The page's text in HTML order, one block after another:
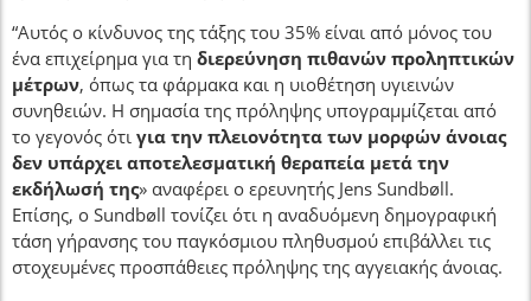
“Αυτός ο κίνδυνος της τάξης του 35% είναι από μόνος του
ένα επιχείρημα για τη διερεύνηση πιθανών προληπτικών
μέτρων, όπως τα φάρμακα και η υιοθέτηση υγιεινών
συνηθειών. Η σημασία της πρόληψης υπογραμμίζεται από
το γεγονός ότι για την πλειονότητα των μορφών άνοιας
δεν υπάρχει αποτελεσματική θεραπεία μετά την
εκδήλωσή της» αναφέρει ο ερευνητής Jens Sundbøll.
Επίσης, ο Sundbøll τονίζει ότι η αναδυόμενη δημογραφική
τάση γήρανσης του παγκόσμιου πληθυσμού επιβάλλει τις
στοχευμένες προσπάθειες πρόληψης της αγγειακής άνοιας.